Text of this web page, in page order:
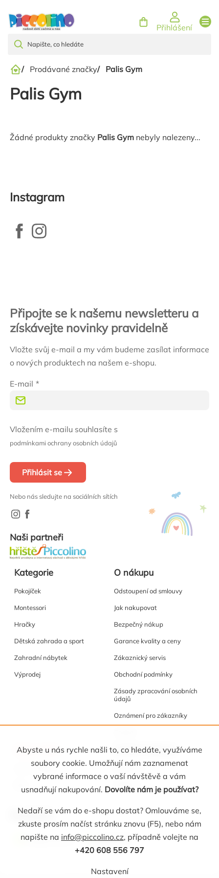
Abyste u nás rychle našli to, co hledáte, využíváme
soubory cookie. Umožňují nám zaznamenat
vybrané informace o vaší návštěvě a vám
usnadňují nakupování. Dovolíte nám je používat?
Nedaří se vám do e-shopu dostat? Omlouváme se,
zkuste prosím načíst stránku znovu (F5), nebo nám
napište na info@piccolino.cz, případně volejte na
+420 608 556 797
Nastavení
Přihlášení
Domů
/ Prodávané značky/ Palis Gym
Palis Gym
Žádné produkty značky Palis Gym nebyly nalezeny...
Instagram
Připojte se k našemu newsletteru a
získávejte novinky pravidelně
Vložte svůj e-mail a my vám budeme zasílat informace
o nových produktech na našem e-shopu.
E-mail
Vložením e-mailu souhlasíte s
podmínkami ochrany osobních údajů
Přihlásit se
Nebo nás sledujte na sociálních sítích
Naši partneři
Kategorie
Pokojíček
Montessori
Hračky
Dětská zahrada a sport
Zahradní nábytek
Výprodej
O nákupu
Odstoupení od smlouvy
Jak nakupovat
Bezpečný nákup
Garance kvality a ceny
Zákaznický servis
Obchodní podmínky
Zásady zpracování osobních
údajů
Oznámení pro zákazníky
Akce a tipy
Akční nabídka
Osobní kabinet
Registrace
Oblíbené
Kontakt
info@piccolino.cz 608 556 797